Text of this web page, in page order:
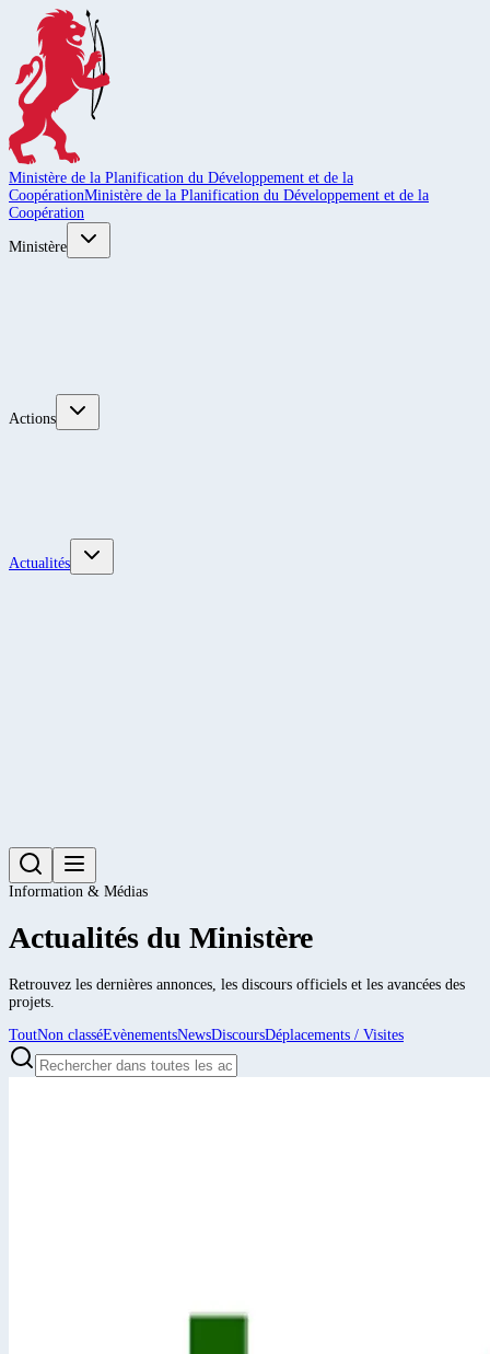
Ministère de la Planification du Développement et de la
CoopérationMinistère de la Planification du Développement et de la
Coopération
Ministère
Actions
Actualités
Information & Médias
Actualités du Ministère
Retrouvez les dernières annonces, les discours officiels et les avancées des
projets.
ToutNon classéEvènementsNewsDiscoursDéplacements / Visites